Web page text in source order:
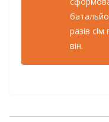
разів
він.